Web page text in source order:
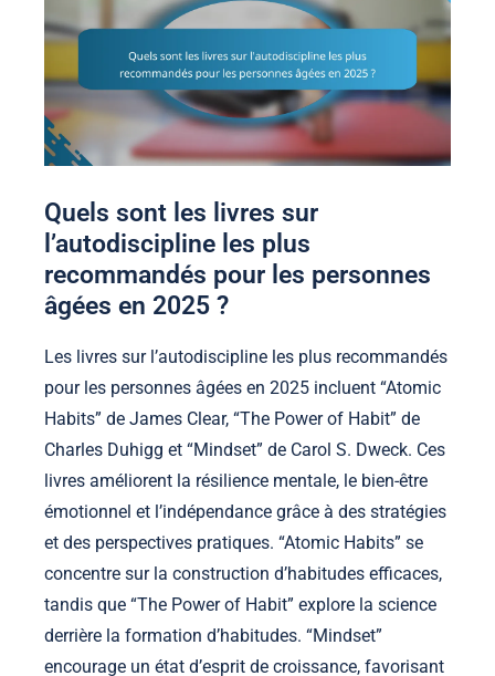
Quels sont les livres sur
l’autodiscipline les plus
recommandés pour les personnes
âgées en 2025 ?
Les livres sur l’autodiscipline les plus recommandés
pour les personnes âgées en 2025 incluent “Atomic
Habits” de James Clear, “The Power of Habit” de
Charles Duhigg et “Mindset” de Carol S. Dweck. Ces
livres améliorent la résilience mentale, le bien-être
émotionnel et l’indépendance grâce à des stratégies
et des perspectives pratiques. “Atomic Habits” se
concentre sur la construction d’habitudes efficaces,
tandis que “The Power of Habit” explore la science
derrière la formation d’habitudes. “Mindset”
encourage un état d’esprit de croissance, favorisant